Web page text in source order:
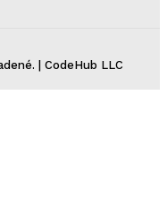
| CodeHub LLC